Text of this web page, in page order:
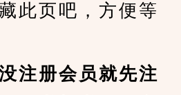
页吧，方便等
册会员就先注